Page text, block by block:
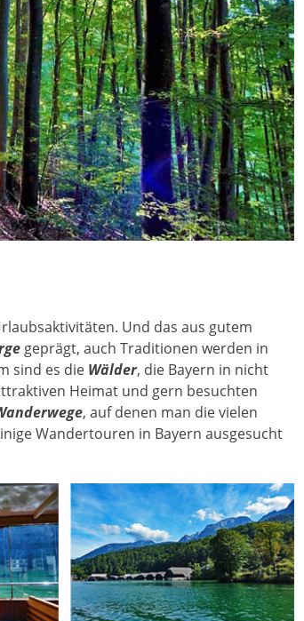
Und das aus gutem
geprägt, auch Traditionen werden in
sind es die Wälder, die Bayern in nicht
Heimat und gern besuchten
, auf denen man die vielen
Wandertouren in Bayern ausgesucht